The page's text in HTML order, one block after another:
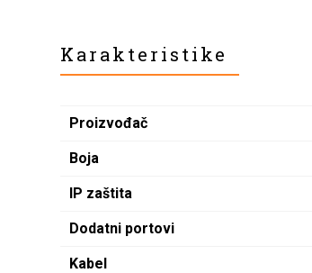
Karakteristike
Proizvođač
Boja
IP zaštita
Dodatni portovi
Kabel